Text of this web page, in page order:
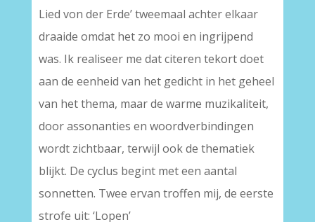
Lied von der Erde’ tweemaal achter elkaar
draaide omdat het zo mooi en ingrijpend
was. Ik realiseer me dat citeren tekort doet
aan de eenheid van het gedicht in het geheel
van het thema, maar de warme muzikaliteit,
door assonanties en woordverbindingen
wordt zichtbaar, terwijl ook de thematiek
blijkt. De cyclus begint met een aantal
sonnetten. Twee ervan troffen mij, de eerste
strofe uit: ‘Lopen’